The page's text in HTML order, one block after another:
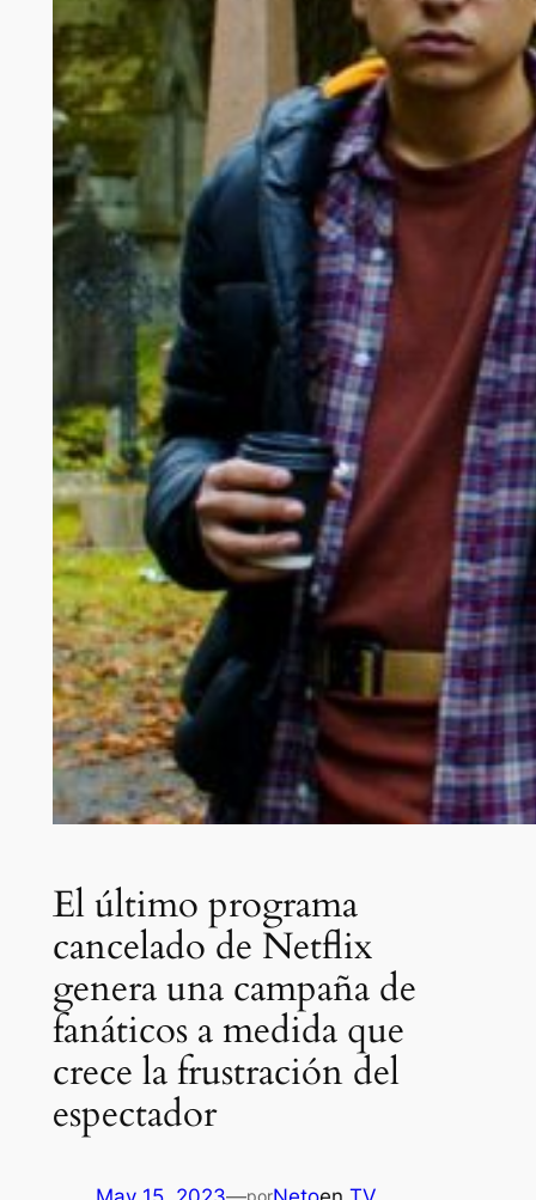
El último programa
cancelado de Netflix
genera una campaña de
fanáticos a medida que
crece la frustración del
espectador
por